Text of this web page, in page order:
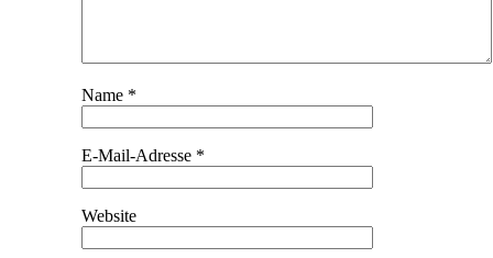
Name *
E-Mail-Adresse *
Website